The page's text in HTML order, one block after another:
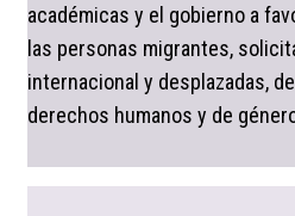
académicas y el gobierno a
las personas migrantes,
internacional y desplazadas,
derechos humanos y de